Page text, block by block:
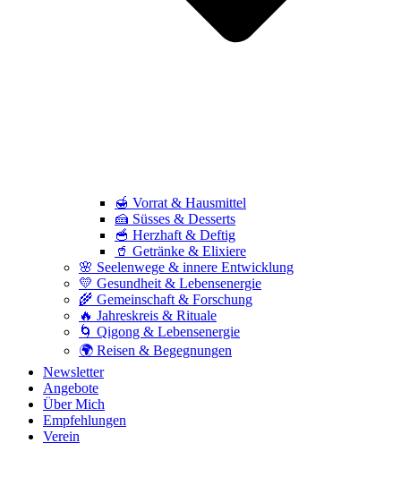
🍯 Vorrat & Hausmittel
🍰 Süsses & Desserts
🥣 Herzhaft & Deftig
🥤 Getränke & Elixiere
🌸 Seelenwege & innere Entwicklung
💛 Gesundheit & Lebensenergie
🌾 Gemeinschaft & Forschung
🔥 Jahreskreis & Rituale
🌀 Qigong & Lebensenergie
🌍 Reisen & Begegnungen
Newsletter
Angebote
Über Mich
Empfehlungen
Verein